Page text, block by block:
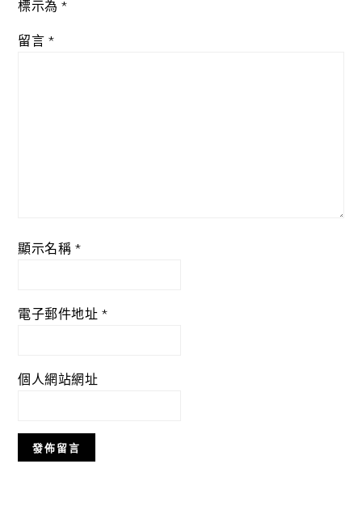
標示為*
留言 *
顯示名稱 *
電子郵件地址 *
個人網站網址